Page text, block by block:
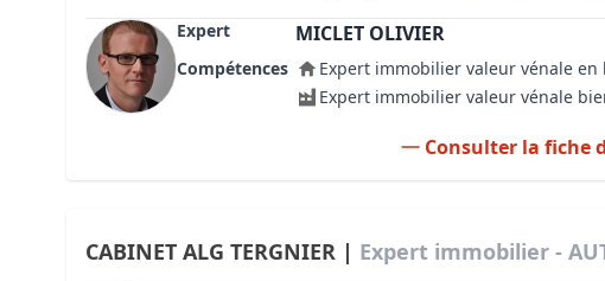
Expert MICLET OLIVIER
Compétences
Expert immobilier valeur vénale
Expert immobilier valeur vénale
Consulter la fiche
CABINET ALG TERGNIER | Expert immobilier -